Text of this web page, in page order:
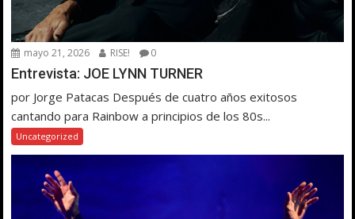
mayo 21, 2026 RISE! 0
Entrevista: JOE LYNN TURNER
por Jorge Patacas Después de cuatro años exitosos
cantando para Rainbow a principios de los 80s...
Uncategorized